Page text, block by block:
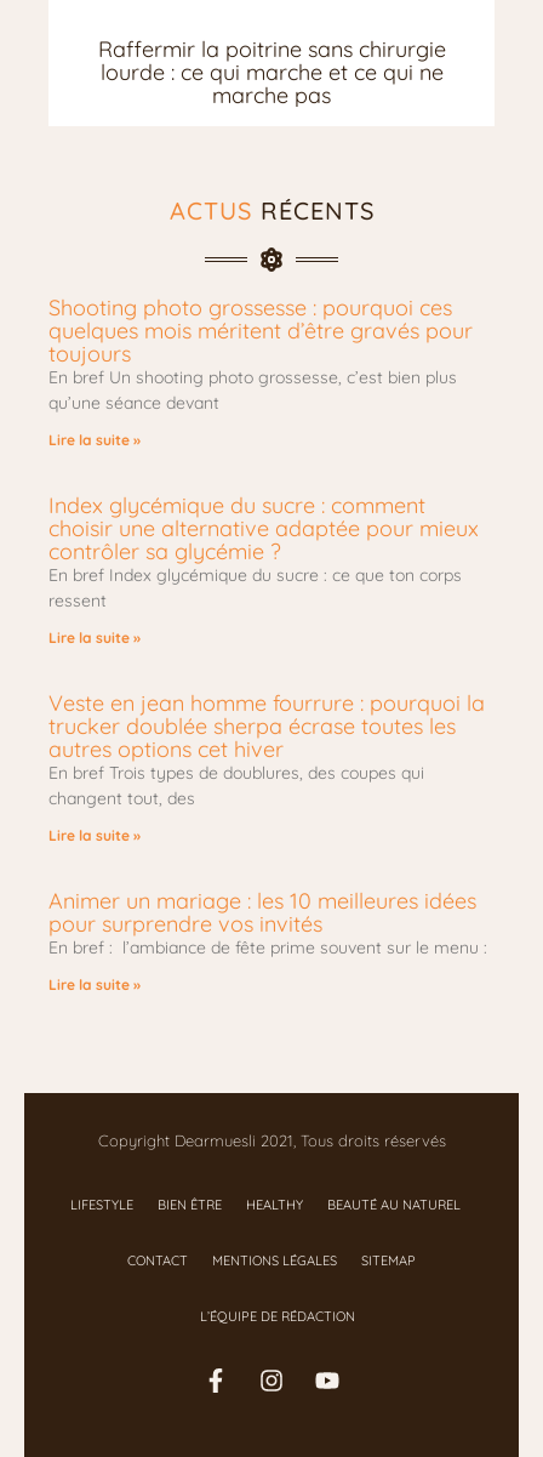
Raffermir la poitrine sans chirurgie
lourde : ce qui marche et ce qui ne
marche pas
ACTUS RÉCENTS
Shooting photo grossesse : pourquoi ces
quelques mois méritent d’être gravés pour
toujours
En bref Un shooting photo grossesse, c’est bien plus
qu’une séance devant
Lire la suite »
Index glycémique du sucre : comment
choisir une alternative adaptée pour mieux
contrôler sa glycémie ?
En bref Index glycémique du sucre : ce que ton corps
ressent
Lire la suite »
Veste en jean homme fourrure : pourquoi la
trucker doublée sherpa écrase toutes les
autres options cet hiver
En bref Trois types de doublures, des coupes qui
changent tout, des
Lire la suite »
Animer un mariage : les 10 meilleures idées
pour surprendre vos invités
En bref : l’ambiance de fête prime souvent sur le menu :
Lire la suite »
Copyright Dearmuesli 2021, Tous droits réservés
LIFESTYLE BIEN ÊTRE HEALTHY BEAUTÉ AU NATUREL
CONTACT MENTIONS LÉGALES SITEMAP
L’ÉQUIPE DE RÉDACTION